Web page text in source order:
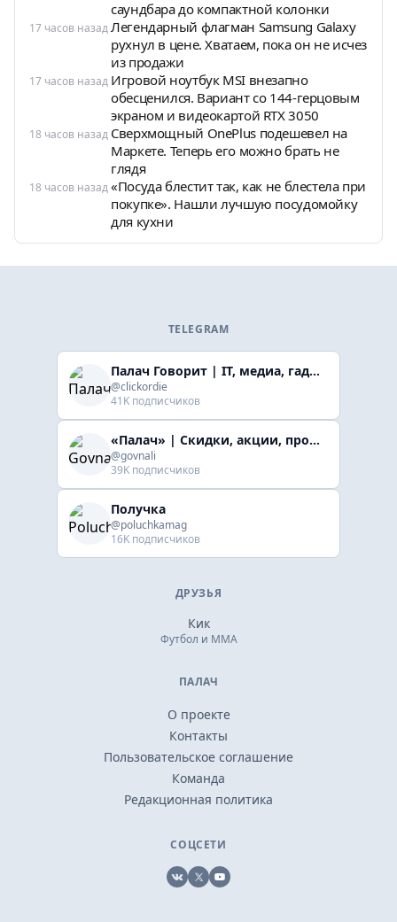
саундбара до компактной колонки
17 часов назадЛегендарный флагман Samsung Galaxy
рухнул в цене. Хватаем, пока он не исчез
из продажи
17 часов назад Игровой ноутбук MSI внезапно
обесценился. Вариант со 144-герцовым
экраном и видеокартой RTX 3050
18 часов назад Сверхмощный OnePlus подешевел на
Маркете. Теперь его можно брать не
глядя
18 часов назад«Посуда блестит так, как не блестела при
покупке». Нашли лучшую посудомойку
для кухни
TELEGRAM
Палач Говорит | IT, медиа, гaджеты, скидки
@clickordie
41K подписчиков
«Палач» | Скидки, акции, промокоды
@govnali
39K подписчиков
Получка
@poluchkamag
16K подписчиков
ДРУЗЬЯ
Кик
Футбол и ММА
ПАЛАЧ
О проекте
Контакты
Пользовательское соглашение
Команда
Редакционная политика
СОЦСЕТИ
VK X YouTube